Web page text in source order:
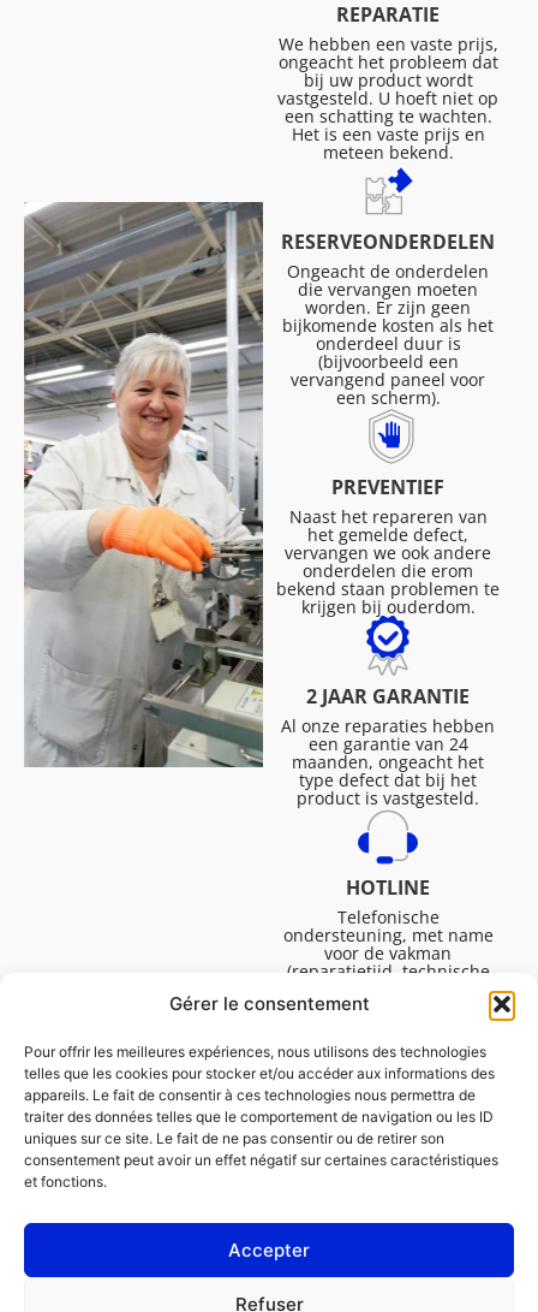
Gérer le consentement
Pour offrir les meilleures expériences, nous utilisons des technologies
telles que les cookies pour stocker et/ou accéder aux informations des
appareils. Le fait de consentir à ces technologies nous permettra de
traiter des données telles que le comportement de navigation ou les ID
uniques sur ce site. Le fait de ne pas consentir ou de retirer son
consentement peut avoir un effet négatif sur certaines caractéristiques
et fonctions.
Accepter
Refuser
REPARATIE
We hebben een vaste prijs,
ongeacht het probleem dat
bij uw product wordt
vastgesteld. U hoeft niet op
een schatting te wachten.
Het is een vaste prijs en
meteen bekend.
RESERVEONDERDELEN
Ongeacht de onderdelen
die vervangen moeten
worden. Er zijn geen
bijkomende kosten als het
onderdeel duur is
(bijvoorbeeld een
vervangend paneel voor
een scherm).
PREVENTIEF
Naast het repareren van
het gemelde defect,
vervangen we ook andere
onderdelen die erom
bekend staan problemen te
krijgen bij ouderdom.
2 JAAR GARANTIE
Al onze reparaties hebben
een garantie van 24
maanden, ongeacht het
type defect dat bij het
product is vastgesteld.
HOTLINE
Telefonische
ondersteuning, met name
voor de vakman
(reparatietijd, technische
Maandag tot vrijdag van